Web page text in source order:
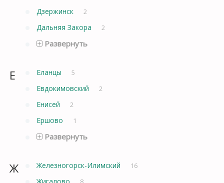
Дзержинск 2
Дальняя Закора 2
Развернуть
Е Еланцы 5
Евдокимовский 2
Енисей 2
Ершово 1
Развернуть
Ж Железногорск-Илимский 16
Жигалово